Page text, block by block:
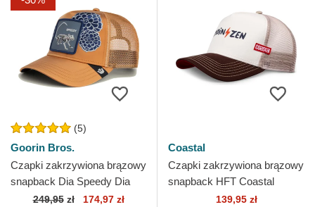
(5)
Goorin Bros.
Czapki zakrzywiona brązowy
snapback Dia Speedy Dia
Los Muertos The Farm
249,95zł 174,97 zł
Coastal
Czapki zakrzywiona brązowy
snapback HFT Coastal
139,95 zł